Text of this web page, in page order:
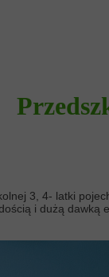
3, 4- latki
i dużą dawką